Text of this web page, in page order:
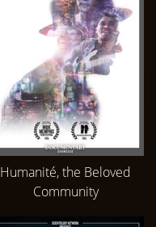
Humanité, the Beloved
Community